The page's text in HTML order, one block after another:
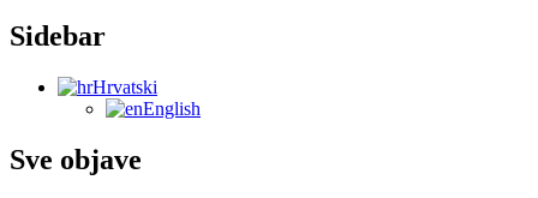
Sidebar
Hrvatski
English
Sve objave